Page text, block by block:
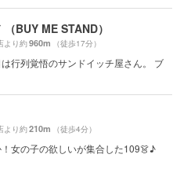
BUY ME STAND）
より約960m （徒歩17分）
は行列覚悟のサンドイッチ屋さん。 ブ
より約210m （徒歩4分）
女の子の欲しいが集合した109👗♪